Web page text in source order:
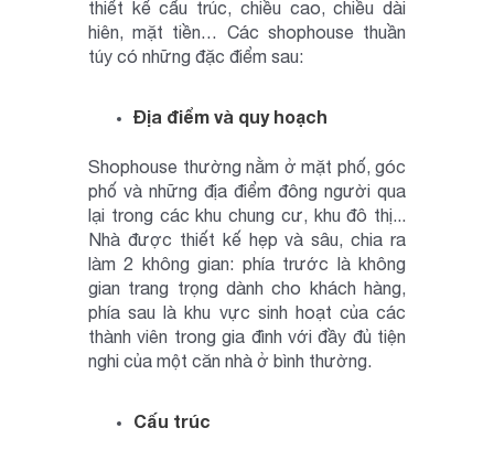
thiết kế cấu trúc, chiều cao, chiều dài
hiên, mặt tiền… Các shophouse thuần
túy có những đặc điểm sau:
Địa điểm và quy hoạch
Shophouse thường nằm ở mặt phố, góc
phố và những địa điểm đông người qua
lại trong các khu chung cư, khu đô thị...
Nhà được thiết kế hẹp và sâu, chia ra
làm 2 không gian: phía trước là không
gian trang trọng dành cho khách hàng,
phía sau là khu vực sinh hoạt của các
thành viên trong gia đình với đầy đủ tiện
nghi của một căn nhà ở bình thường.
Cấu trúc